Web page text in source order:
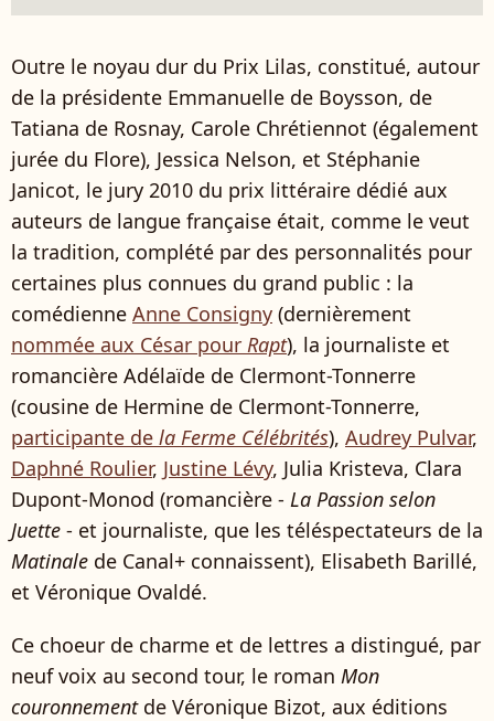
Outre le noyau dur du Prix Lilas, constitué, autour
de la présidente Emmanuelle de Boysson, de
Tatiana de Rosnay, Carole Chrétiennot (également
jurée du Flore), Jessica Nelson, et Stéphanie
Janicot, le jury 2010 du prix littéraire dédié aux
auteurs de langue française était, comme le veut
la tradition, complété par des personnalités pour
certaines plus connues du grand public : la
comédienne Anne Consigny (dernièrement
nommée aux César pour Rapt), la journaliste et
romancière Adélaïde de Clermont-Tonnerre
(cousine de Hermine de Clermont-Tonnerre,
participante de la Ferme Célébrités), Audrey Pulvar,
Daphné Roulier, Justine Lévy, Julia Kristeva, Clara
Dupont-Monod (romancière - La Passion selon
Juette - et journaliste, que les téléspectateurs de la
Matinale de Canal+ connaissent), Elisabeth Barillé,
et Véronique Ovaldé.
Ce choeur de charme et de lettres a distingué, par
neuf voix au second tour, le roman Mon
couronnementde Véronique Bizot, aux éditions